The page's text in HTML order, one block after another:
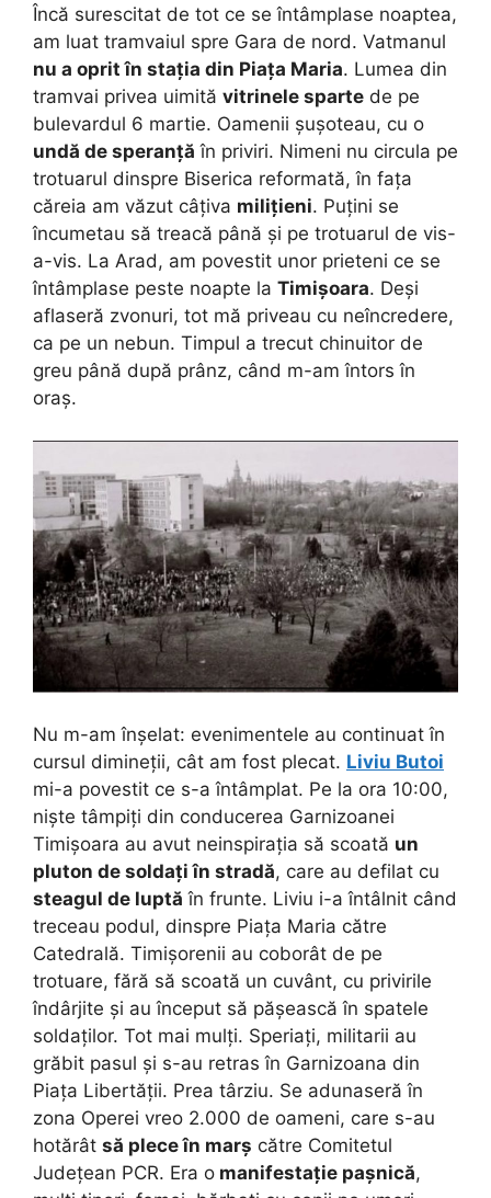
Încă surescitat de tot ce se întâmplase noaptea,
am luat tramvaiul spre Gara de nord. Vatmanul
nu a oprit în stația din Piața Maria. Lumea din
tramvai privea uimită vitrinele sparte de pe
bulevardul 6 martie. Oamenii șușoteau, cu o
undă de speranță în priviri. Nimeni nu circula pe
trotuarul dinspre Biserica reformată, în fața
căreia am văzut câțiva milițieni. Puțini se
încumetau să treacă până și pe trotuarul de vis-
a-vis. La Arad, am povestit unor prieteni ce se
întâmplase peste noapte la Timișoara. Deși
aflaseră zvonuri, tot mă priveau cu neîncredere,
ca pe un nebun. Timpul a trecut chinuitor de
greu până după prânz, când m-am întors în
oraș.
Nu m-am înșelat: evenimentele au continuat în
cursul dimineții, cât am fost plecat. Liviu Butoi
mi-a povestit ce s-a întâmplat. Pe la ora 10:00,
niște tâmpiți din conducerea Garnizoanei
Timișoara au avut neinspirația să scoată un
pluton de soldați în stradă, care au defilat cu
steagul de luptă în frunte. Liviu i-a întâlnit când
treceau podul, dinspre Piața Maria către
Catedrală. Timișorenii au coborât de pe
trotuare, fără să scoată un cuvânt, cu privirile
îndârjite și au început să pășească în spatele
soldaților. Tot mai mulți. Speriați, militarii au
grăbit pasul și s-au retras în Garnizoana din
Piața Libertății. Prea târziu. Se adunaseră în
zona Operei vreo 2.000 de oameni, care s-au
hotărât să plece în marș către Comitetul
Județean PCR. Era o manifestație pașnică,